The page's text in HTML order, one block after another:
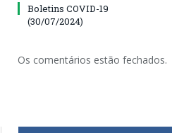
Boletins COVID-19
(30/07/2024)
Os comentários estão fechados.